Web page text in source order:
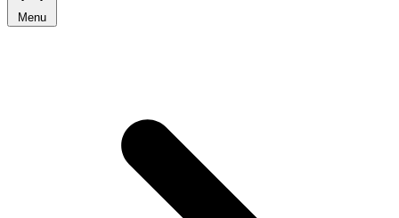
Menu